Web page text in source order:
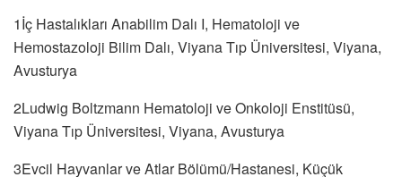
1İç Hastalıkları Anabilim Dalı I, Hematoloji ve
Hemostazoloji Bilim Dalı, Viyana Tıp Üniversitesi, Viyana,
Avusturya
2Ludwig Boltzmann Hematoloji ve Onkoloji Enstitüsü,
Viyana Tıp Üniversitesi, Viyana, Avusturya
3Evcil Hayvanlar ve Atlar Bölümü/Hastanesi, Küçük